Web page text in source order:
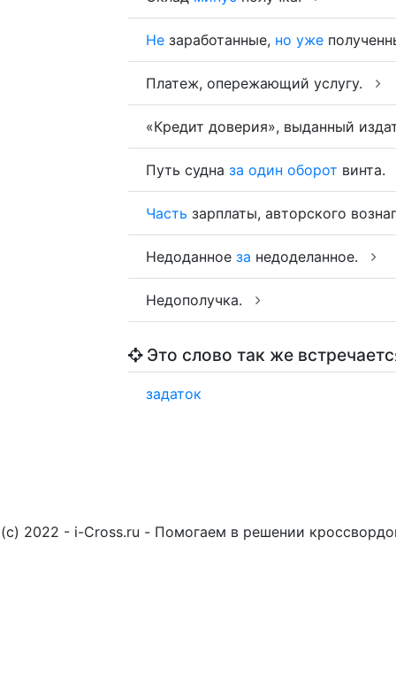
Не заработанные, но уже
Платеж, опережающий услугу.
«Кредит доверия», выданный
Путь судна за один оборот винта.
Часть зарплаты, авторского
Недоданное за недоделанное.
Недополучка.
Это слово так же
задаток
(c) 2022 - i-Cross.ru - Помогаем в решении